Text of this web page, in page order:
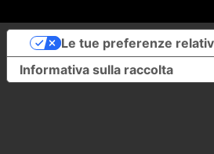
Informativa sulla raccolta
Le tue preferenze